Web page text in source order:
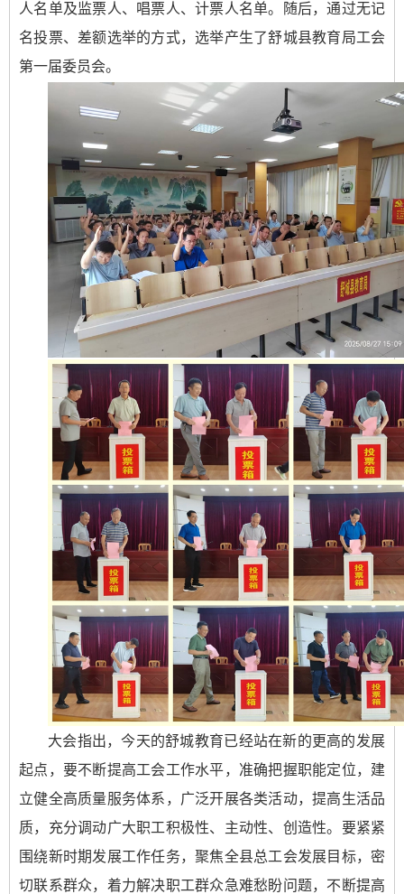
人名单及监票人、唱票人、计票人名单。随后，通过无记
名投票、差额选举的方式，选举产生了舒城县教育局工会
第一届委员会。
大会指出，今天的舒城教育已经站在新的更高的发展
起点，要不断提高工会工作水平，准确把握职能定位，建
立健全高质量服务体系，广泛开展各类活动，提高生活品
质，充分调动广大职工积极性、主动性、创造性。要紧紧
围绕新时期发展工作任务，聚焦全县总工会发展目标，密
切联系群众，着力解决职工群众急难愁盼问题，不断提高